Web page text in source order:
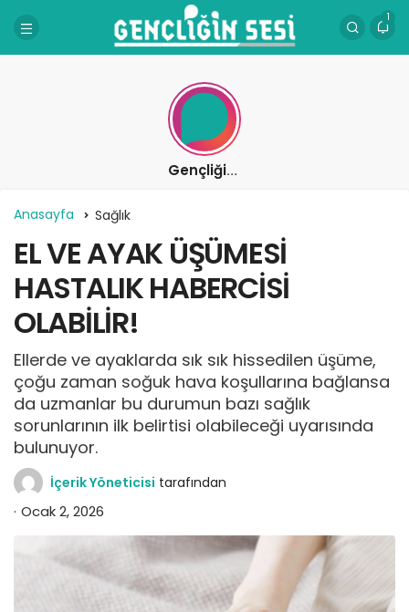
1
Gençliğin Sesi
Anasayfa Sağlık
EL VE AYAK ÜŞÜMESİ
HASTALIK HABERCİSİ
OLABİLİR!
Ellerde ve ayaklarda sık sık hissedilen üşüme,
çoğu zaman soğuk hava koşullarına bağlansa
da uzmanlar bu durumun bazı sağlık
sorunlarının ilk belirtisi olabileceği uyarısında
bulunuyor.
İçerik Yöneticisi tarafından
Ocak 2, 2026